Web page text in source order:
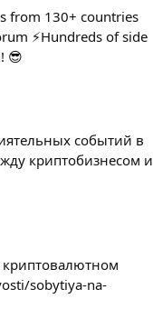
from 130+ countries
⚡️Hundreds of side
😎
событий в
криптобизнесом и
sobytiya-na-